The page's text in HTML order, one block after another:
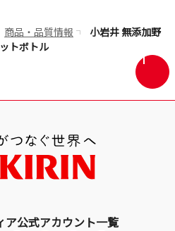
商品・品質情報
小岩井 無添加野
トボトル
画
面
ア公式アカウント一覧